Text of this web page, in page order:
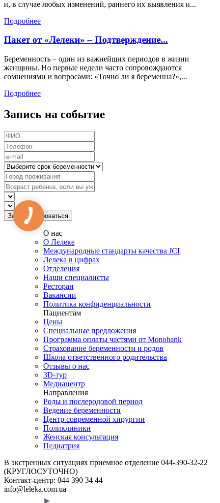
и, в случае любых изменений, раннего их выявления и...
Подробнее
Пакет от «Лелеки» – Подтверждение...
Беременность – один из важнейших периодов в жизни
женщины. Но первые недели часто сопровождаются
сомнениями и вопросами: «Точно ли я беременна?»,...
Подробнее
Запись на событие
О нас
О Лелеке
Международные стандарты качества JCI
Лелека в цифрах
Отделения
Наши специалисты
Ресторан
Вакансии
Политика конфиденциальности
Пациентам
Цены
Специальные предложения
Программа оплаты частями от Monobank
Страхование беременности и родов
Школа ответственного родительства
Отзывы о нас
3D-тур
Медиацентр
Направления
Роды и послеродовой период
Ведение беременности
Центр современной хирургии
Поликлиники
Женская консультация
Педиатрия
В экстренных ситуациях приемное отделение 044-390-32-22
(КРУГЛОСУТОЧНО)
Контакт-центр: 044 390 34 44
info@leleka.com.ua